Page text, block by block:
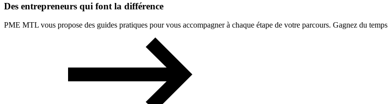
Des entrepreneurs qui font la différence
PME MTL vous propose des guides pratiques pour vous accompagner à chaque étape de votre parcours. Gagnez du